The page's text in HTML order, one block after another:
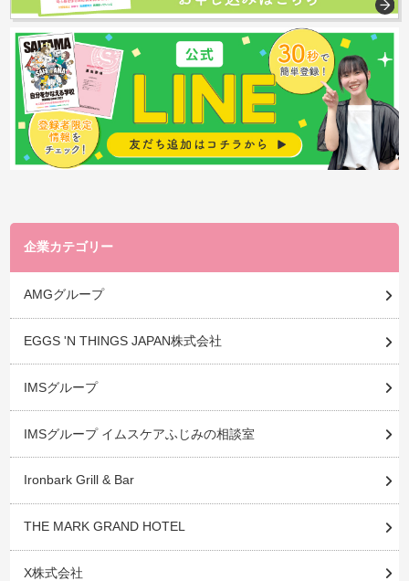
企業カテゴリー
AMGグループ
EGGS 'N THINGS JAPAN株式会社
IMSグループ
IMSグループ イムスケアふじみの相談室
Ironbark Grill & Bar
THE MARK GRAND HOTEL
X株式会社